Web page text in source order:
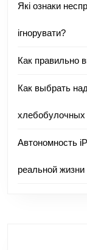
Які ознаки
ігнорувати?
Как правильно
Как выбрать
хлебобулочных
Автономность
реальной жизни